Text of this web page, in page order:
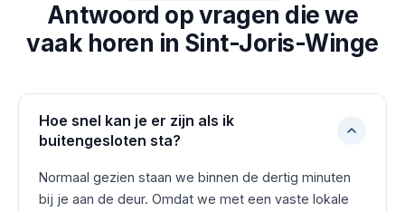
Antwoord op vragen die we
vaak horen in Sint-Joris-Winge
Hoe snel kan je er zijn als ik
buitengesloten sta?
Normaal gezien staan we binnen de dertig minuten
bij je aan de deur. Omdat we met een vaste lokale